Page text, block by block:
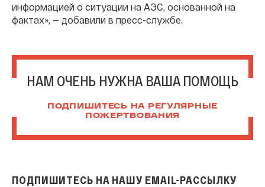
информацией о ситуации на АЭС, основанной на
фактах», — добавили в пресс-службе.
НАМ ОЧЕНЬ НУЖНА ВАША ПОМОЩЬ
ПОДПИШИТЕСЬ НА РЕГУЛЯРНЫЕ
ПОЖЕРТВОВАНИЯ
ПОДПИШИТЕСЬ НА НАШУ EMAIL-РАССЫЛКУ